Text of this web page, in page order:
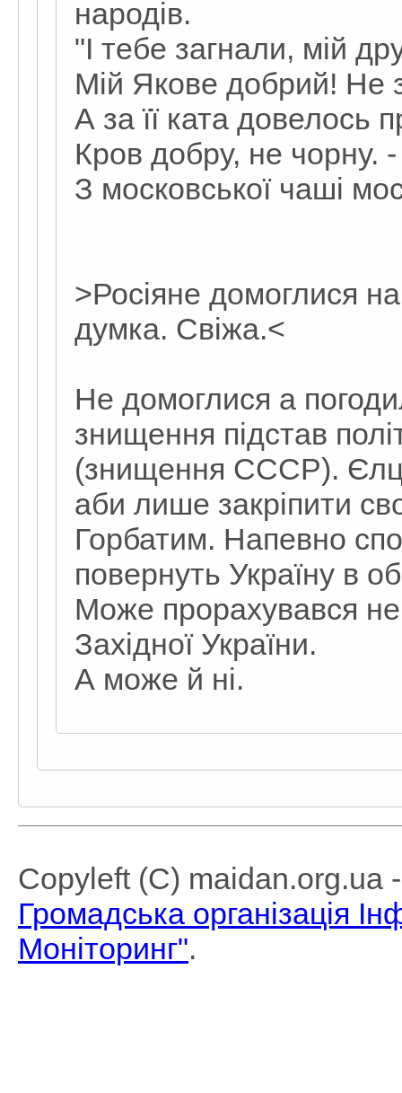
народів.
"I тебе загнали, мiй
Мiй Якове добрий! Не
А за її ката довелось
Кров добру, не чорну.
З московської чашi
>Росіяне домоглися
думка. Свіжа.<
Не домоглися а
знищення підстав
(знищення СССР).
аби лише закріпити
Горбатим. Напевно
повернуть Україну в
Може прорахувався не
Західної України.
А може й ні.
Copyleft (C) maidan.org.ua
Громадська організація
Моніторинг".